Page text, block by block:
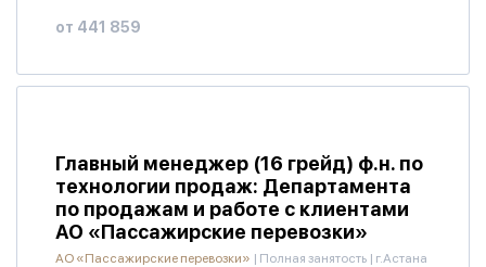
от 441 859
Главный менеджер (16 грейд) ф.н. по
технологии продаж: Департамента
по продажам и работе с клиентами
АО «Пассажирские перевозки»
АО «Пассажирские перевозки» | Полная занятость | г.Астана